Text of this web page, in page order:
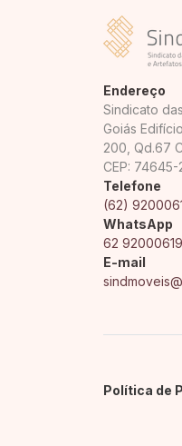
Endereço
Sindicato
Goiás
200, Qd.67
CEP: 74645-
Telefone
(62)
WhatsApp
62
E-mail
Política de